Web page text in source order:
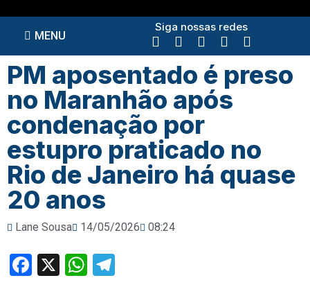
MENU
Siga nossas redes
PM aposentado é preso
no Maranhão após
condenação por
estupro praticado no
Rio de Janeiro há quase
20 anos
Lane Sousa 14/05/2026 08:24
Facebook
X WhatsApp